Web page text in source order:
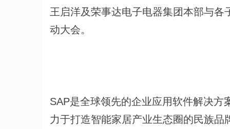
王启洋及荣事达电子电器集团本部与
动大会。
SAP是全球领先的企业应用软件解决
力于打造智能家居产业生态圈的民族